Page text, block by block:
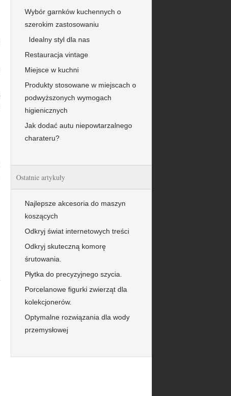
Wybór garnków kuchennych o
szerokim zastosowaniu
Idealny styl dla nas
Restauracja vintage
Miejsce w kuchni
Produkty stosowane w miejscach o
podwyższonych wymogach
higienicznych
Jak dodać autu niepowtarzalnego
charateru?
Ostatnie artykuły
Najlepsze akcesoria do maszyn
koszących
Odkryj świat internetowych treści
Odkryj skuteczną komorę
śrutowania.
Płytka do precyzyjnego szycia.
Porcelanowe figurki zwierząt dla
kolekcjonerów.
Optymalne rozwiązania dla wody
przemysłowej